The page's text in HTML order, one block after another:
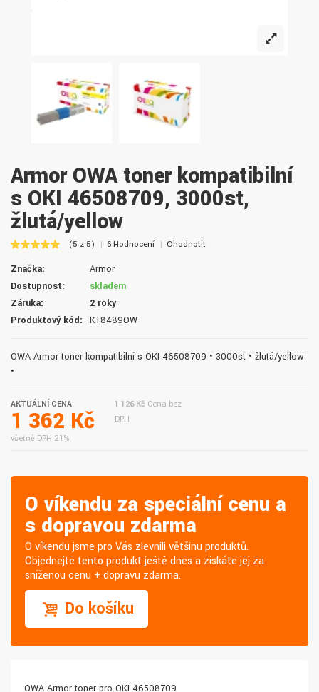
Armor OWA toner kompatibilní
s OKI 46508709, 3000st,
žlutá/yellow
(5 z 5) 6 Hodnocení Ohodnotit
Značka:
Armor
Dostupnost:
skladem
Záruka:
2 roky
Produktový kód:
K18489OW
OWA Armor toner kompatibilní s OKI 46508709 • 3000st • žlutá/yellow
•
AKTUÁLNÍ CENA
1 362 Kč
včetně DPH 21%
1 126 Kč Cena bez
DPH
O víkendu za speciální cenu a
s dopravou zdarma
O víkendu jsme pro Vás zlevnili většinu produktů.
Objednejte tento produkt ještě dnes a získáte jej za
sníženou cenu + dopravu zdarma.
Do košíku
OWA Armor toner pro OKI 46508709